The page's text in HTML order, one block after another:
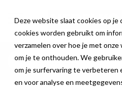
Deze website slaat cookies op je
cookies worden gebruikt om
verzamelen over hoe je met
om je te onthouden. We
om je surfervaring te verbeteren
en voor analyse en